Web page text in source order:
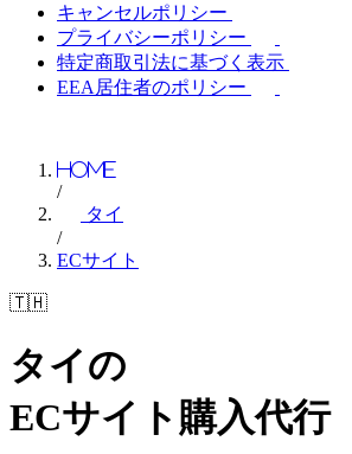
キャンセルポリシー
プライバシーポリシー
特定商取引法に基づく表示
EEA居住者のポリシー
Home
/
タイ
/
ECサイト
🇹🇭
タイの
ECサイト 購入代行